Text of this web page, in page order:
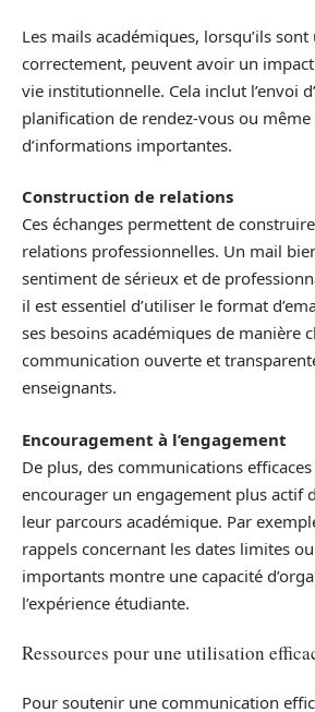
Les mails académiques, lorsqu’ils sont
correctement, peuvent avoir un
vie institutionnelle. Cela inclut l’envoi
planification de rendez-vous ou
d’informations importantes.
Construction de relations
Ces échanges permettent de
relations professionnelles. Un mail
sentiment de sérieux et de
il est essentiel d’utiliser le format
ses besoins académiques de manière
communication ouverte et
enseignants.
Encouragement à l’engagement
De plus, des communications
encourager un engagement plus actif
leur parcours académique. Par
rappels concernant les dates limites
importants montre une capacité
l’expérience étudiante.
Ressources pour une utilisation
Pour soutenir une communication